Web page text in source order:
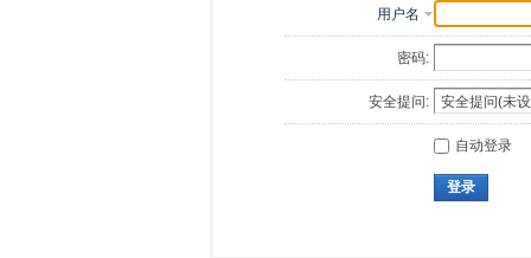
用户名
密码:
安全提问:
自动登录
登录